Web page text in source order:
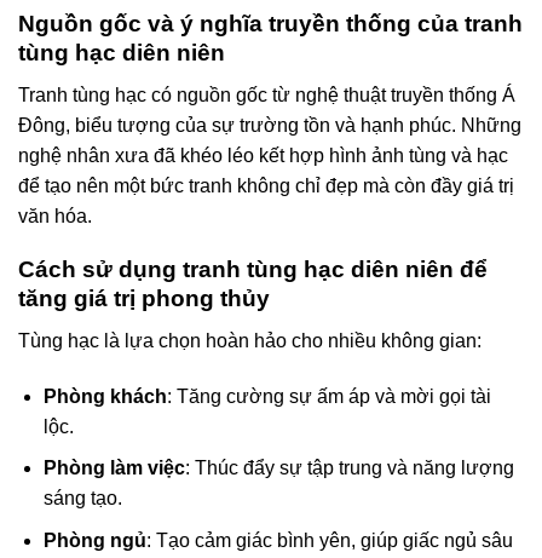
Nguồn gốc và ý nghĩa truyền thống của tranh
tùng hạc diên niên
Tranh tùng hạc có nguồn gốc từ nghệ thuật truyền thống Á
Đông, biểu tượng của sự trường tồn và hạnh phúc. Những
nghệ nhân xưa đã khéo léo kết hợp hình ảnh tùng và hạc
để tạo nên một bức tranh không chỉ đẹp mà còn đầy giá trị
văn hóa.
Cách sử dụng tranh tùng hạc diên niên để
tăng giá trị phong thủy
Tùng hạc là lựa chọn hoàn hảo cho nhiều không gian:
Phòng khách: Tăng cường sự ấm áp và mời gọi tài
lộc.
Phòng làm việc: Thúc đẩy sự tập trung và năng lượng
sáng tạo.
Phòng ngủ: Tạo cảm giác bình yên, giúp giấc ngủ sâu